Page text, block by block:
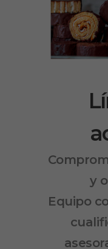
y
Equipo